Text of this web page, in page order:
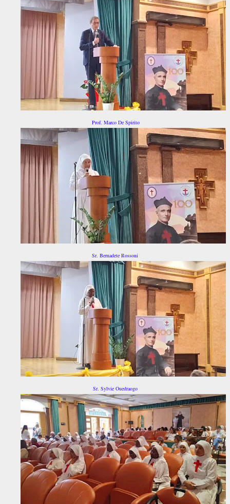
Prof. Marco De Spirito
Sr. Bernadete Rossoni
Sr. Sylvie Ouedraogo